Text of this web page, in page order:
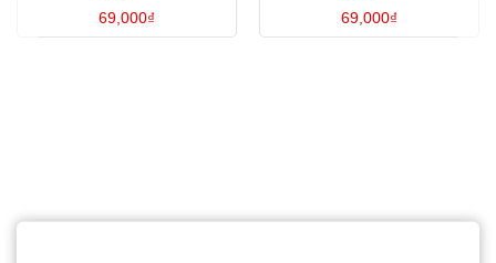
Rated
0
out
69,000₫
Rated
0
out
69,000₫